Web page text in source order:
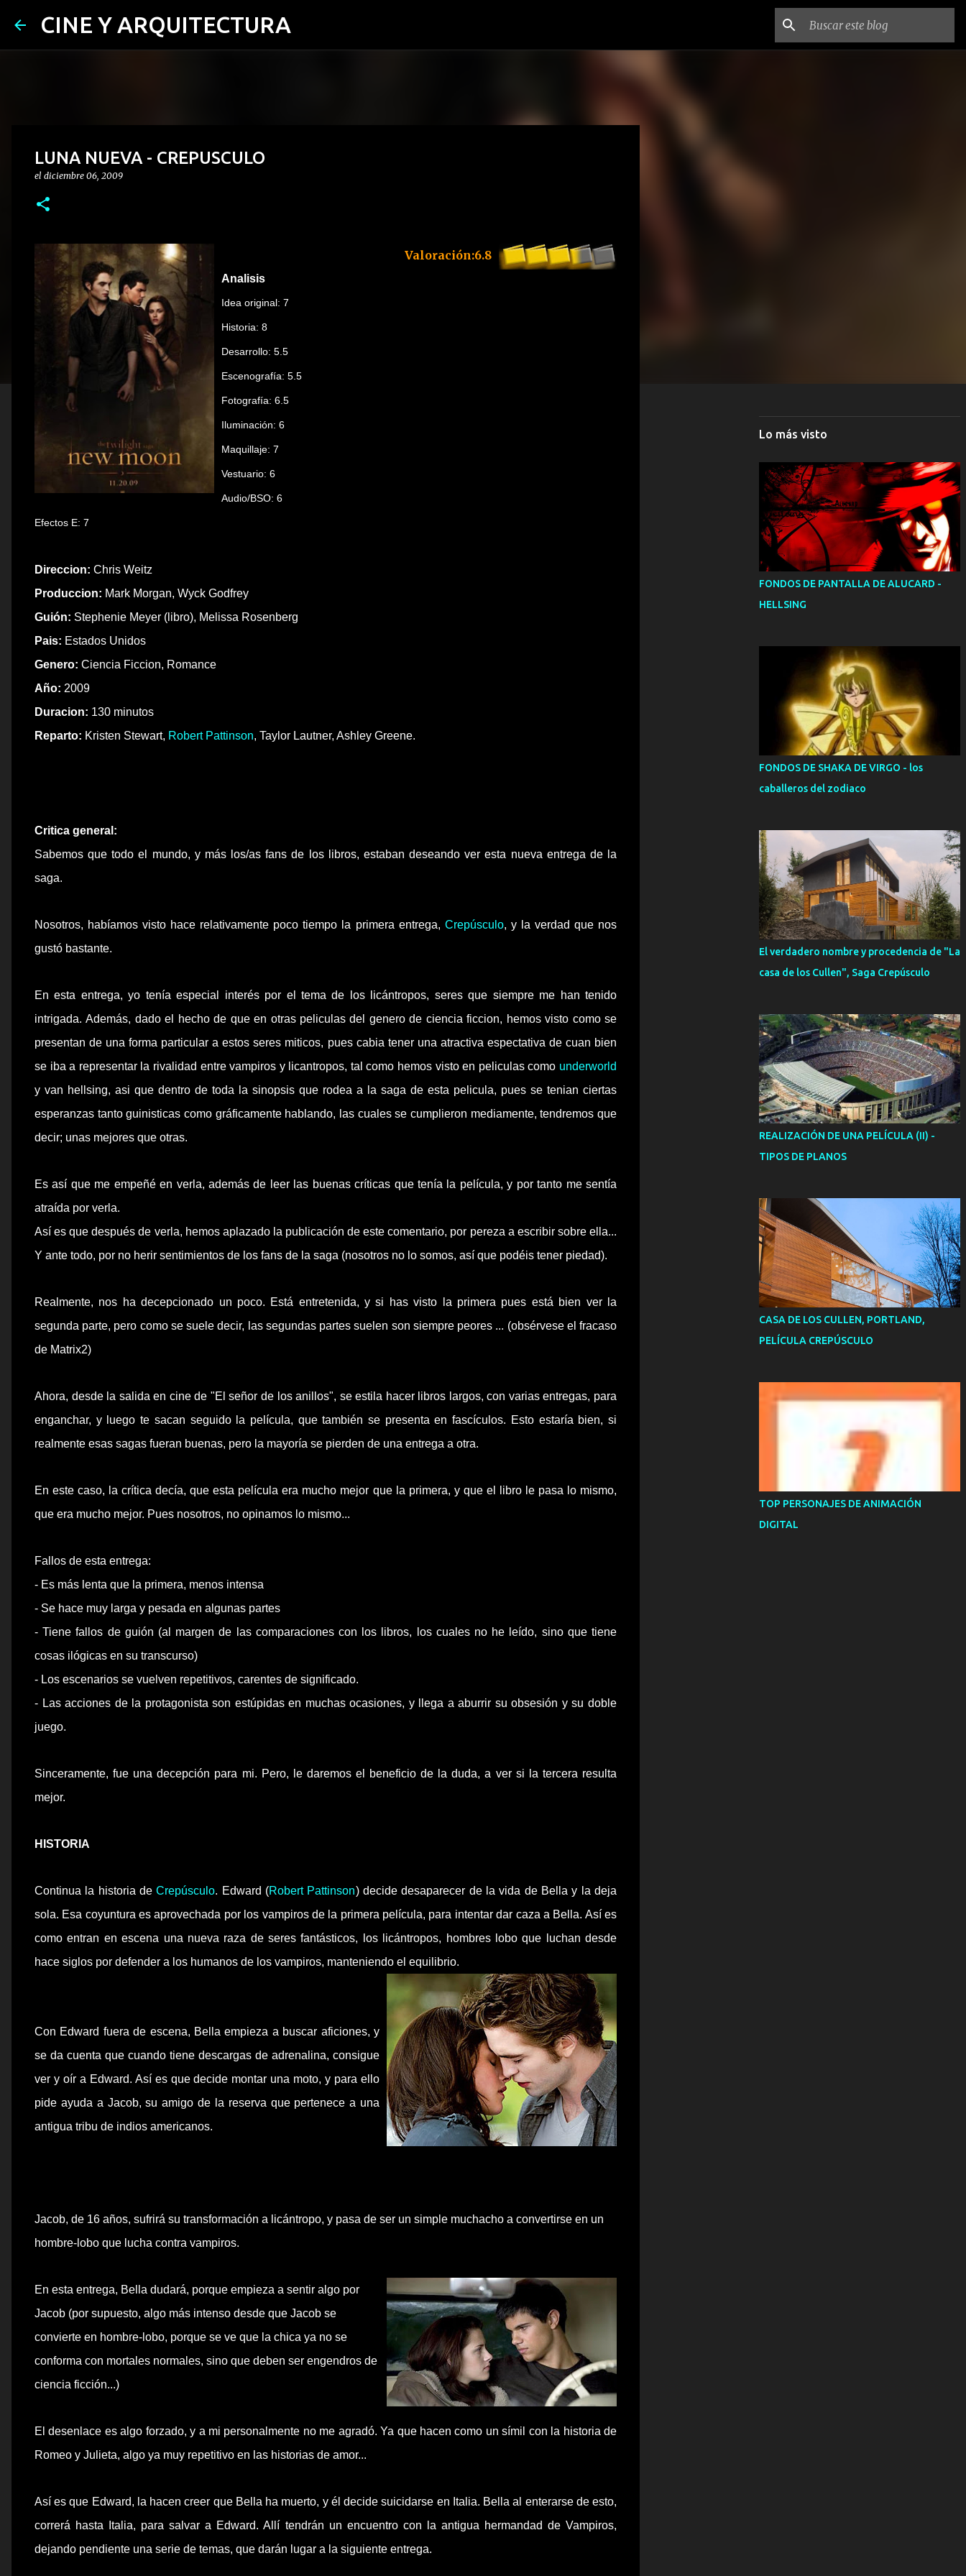
CINE Y ARQUITECTURA
LUNA NUEVA - CREPUSCULO
el diciembre 06, 2009
Valoración:6.8
Analisis
Idea original: 7
Historia: 8
Desarrollo: 5.5
Escenografía: 5.5
Fotografía: 6.5
Iluminación: 6
Maquillaje: 7
Vestuario: 6
Audio/BSO: 6
Efectos E: 7
Direccion: Chris Weitz
Produccion: Mark Morgan, Wyck Godfrey
Guión: Stephenie Meyer (libro), Melissa Rosenberg
Pais: Estados Unidos
Genero: Ciencia Ficcion, Romance
Año: 2009
Duracion: 130 minutos
Reparto: Kristen Stewart, Robert Pattinson, Taylor Lautner, Ashley Greene.
Critica general:
Sabemos que todo el mundo, y más los/asfans de los libros, estaban deseando ver esta nueva entrega de la
saga.
Nosotros, habíamos visto hace relativamente poco tiempo la primera entrega, Crepúsculo, y la verdad que nos
gustó bastante.
En esta entrega, yo tenía especial interés por el tema de los licántropos, seres que siempre me han tenido
intrigada. Además, dado el hecho de que en otras peliculas del genero de ciencia ficcion, hemos visto como se
presentan de una forma particular a estos seres miticos, pues cabia tener una atractiva espectativa de cuan bien
se iba a representar la rivalidad entre vampiros y licantropos, tal como hemos visto en peliculas como underworld
y van hellsing, asi que dentro de toda la sinopsis que rodea a la saga de esta pelicula, pues se tenian ciertas
esperanzas tanto guinisticas como gráficamente hablando, las cuales se cumplieron mediamente, tendremos que
decir; unas mejores que otras.
Es así que me empeñé en verla, además de leer las buenas críticas que tenía la película, y por tanto me sentía
atraída por verla.
Así es quedespués de verla, hemos aplazado la publicación de este comentario, por pereza a escribir sobre ella...
Y ante todo, por no herir sentimientos de los fans de la saga (nosotros no lo somos, así que podéis tener piedad).
Realmente, nos ha decepcionado un poco. Está entretenida, y si has visto la primera pues está bien ver la
segunda parte, pero como se suele decir, las segundas partes suelen son siempre peores ... (obsérveseel fracaso
de Matrix2)
Ahora, desde la salida en cine de "El señor de los anillos", se estila hacer libros largos, con varias entregas, para
enganchar, y luego te sacan seguido la película, quetambién se presenta en fascículos. Esto estaría bien, si
realmente esas sagas fueran buenas, pero la mayoría se pierden de una entrega a otra.
En este caso, la crítica decía, que esta película era mucho mejor que la primera, y que el libro le pasa lo mismo,
que era mucho mejor. Pues nosotros, no opinamos lo mismo...
Fallos de esta entrega:
- Es más lenta que la primera, menos intensa
- Se hace muy larga y pesada en algunas partes
- Tiene fallos de guión (al margen de las comparacionescon los libros, los cuales no he leído, sino que tiene
cosas ilógicas en su transcurso)
- Los escenarios se vuelven repetitivos, carentes de significado.
- Las acciones de la protagonista son estúpidas en muchas ocasiones, y llega a aburrir su obsesión y su doble
juego.
Sinceramente, fue una decepción para mi. Pero, le daremos el beneficio de la duda, a ver si la tercera resulta
mejor.
HISTORIA
Continua la historia deCrepúsculo. Edward (Robert Pattinson)decide desaparecer de la vida de Bella y la deja
sola. Esa coyuntura esaprovechada por los vampiros de la primera película, para intentar dar caza a Bella. Así es
como entran en escena una nueva raza de seres fantásticos, los licántropos, hombres lobo que luchan desde
hace siglos por defender a los humanos de los vampiros, manteniendo el equilibrio.
Con Edward fuera de escena, Bella empieza a buscar aficiones, y
se da cuenta que cuando tiene descargas de adrenalina, consigue
ver y oíra Edward. Así es que decide montar una moto, y para ello
pide ayuda a Jacob, su amigo de la reserva que pertenece a una
antigua tribu de indios americanos.
Jacob, de 16 años, sufrirá su transformación a licántropo, y pasa de ser un simple muchacho a convertirse en un
hombre-lobo que lucha contra vampiros.
En esta entrega, Bella dudará, porque empieza a sentir algo por
Jacob (por supuesto, algo más intenso desde que Jacob se
convierte en hombre-lobo, porque se ve que la chica ya no se
conforma con mortales normales, sino que deben ser engendros de
ciencia ficción...)
El desenlace es algo forzado, y a mi personalmente no me agradó. Ya que hacen como unsímil con la historia de
Romeo y Julieta, algo ya muy repetitivo en las historias de amor...
Así esque Edward, la hacen creer queBella ha muerto, y él decide suicidarse en Italia. Bella al enterarse de esto,
correrá hasta Italia, para salvar a Edward. Allí tendrán un encuentro con la antigua hermandad de Vampiros,
dejando pendiente una serie de temas, que darán lugar a la siguiente entrega.
Lo más visto
FONDOS DE PANTALLA DE ALUCARD -
HELLSING
FONDOS DE SHAKA DE VIRGO - los
caballeros del zodiaco
El verdadero nombre y procedencia de "La
casa de los Cullen", Saga Crepúsculo
REALIZACIÓN DE UNA PELÍCULA (II) -
TIPOS DE PLANOS
CASA DE LOS CULLEN, PORTLAND,
PELÍCULA CREPÚSCULO
TOP PERSONAJES DE ANIMACIÓN
DIGITAL